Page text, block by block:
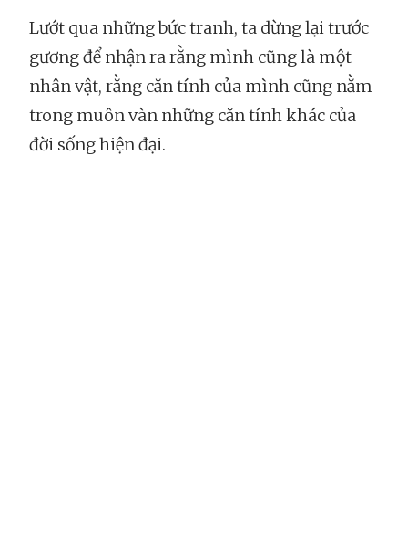
Lướt qua những bức tranh, ta dừng lại trước
gương để nhận ra rằng mình cũng là một
nhân vật, rằng căn tính của mình cũng nằm
trong muôn vàn những căn tính khác của
đời sống hiện đại.